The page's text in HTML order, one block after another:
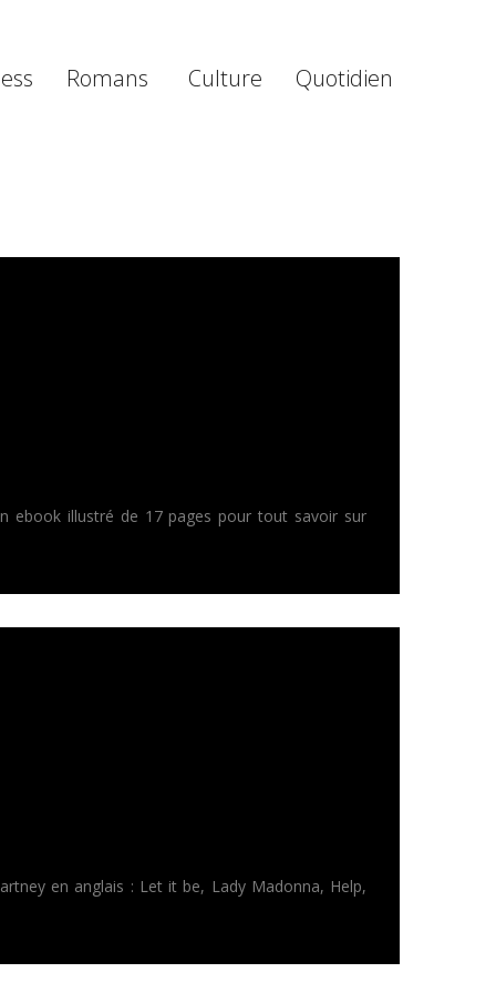
Romans Culture Quotidien
ebook illustré de 17 pages pour tout savoir sur
en anglais : Let it be, Lady Madonna, Help,